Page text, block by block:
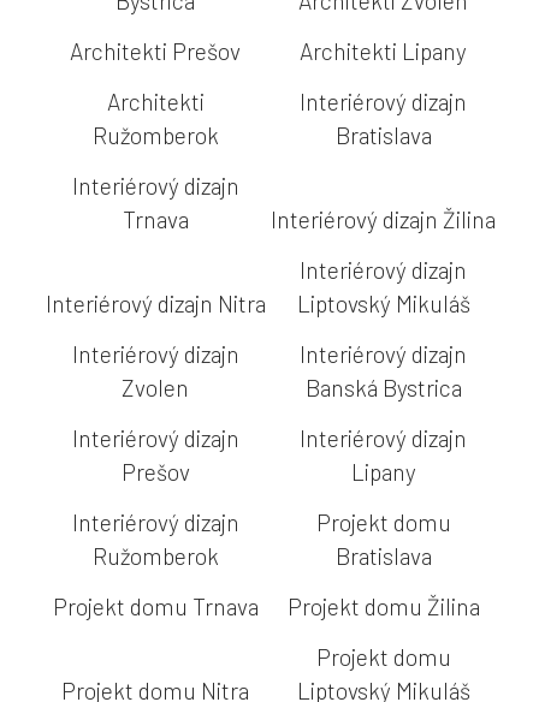
Architekti Prešov
Architekti Lipany
Architekti
Ružomberok
Interiérový dizajn
Bratislava
Interiérový dizajn
Trnava
Interiérový dizajn Žilina
Interiérový dizajn Nitra
Interiérový dizajn
Liptovský Mikuláš
Interiérový dizajn
Zvolen
Interiérový dizajn
Banská Bystrica
Interiérový dizajn
Prešov
Interiérový dizajn
Lipany
Interiérový dizajn
Ružomberok
Projekt domu
Bratislava
Projekt domu Trnava
Projekt domu Žilina
Projekt domu Nitra
Projekt domu
Liptovský Mikuláš